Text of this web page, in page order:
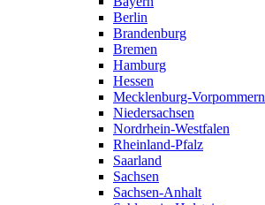
Berlin
Brandenburg
Bremen
Hamburg
Hessen
Mecklenburg-Vorpommern
Niedersachsen
Nordrhein-Westfalen
Rheinland-Pfalz
Saarland
Sachsen
Sachsen-Anhalt